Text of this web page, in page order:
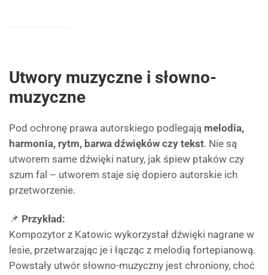
Utwory muzyczne i słowno-
muzyczne
Pod ochronę prawa autorskiego podlegają melodia,
harmonia, rytm, barwa dźwięków czy tekst. Nie są
utworem same dźwięki natury, jak śpiew ptaków czy
szum fal – utworem staje się dopiero autorskie ich
przetworzenie.
📌 Przykład:
Kompozytor z Katowic wykorzystał dźwięki nagrane w
lesie, przetwarzając je i łącząc z melodią fortepianową.
Powstały utwór słowno-muzyczny jest chroniony, choć